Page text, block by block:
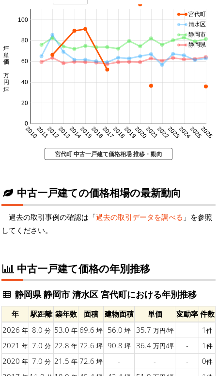
20102011201220132014201520162017201820192020202120222023202420252026
0
20
40
60
80
100
坪単価 万円/坪
宮代町
清水区
静岡市
静岡県
宮代町 中古一戸建て価格相場 推移・動向
中古一戸建ての価格相場の最新動向
過去の取引事例の確認は「過去の取引データを調べる 」を参照
してください。
中古一戸建て価格の年別推移
静岡県 静岡市 清水区 宮代町における年別推移
年 駅距離 築年数 面積 建物面積 単価 変動率 件数
2026 年 8.0 分 53.0 年 69.6 坪 56.0 坪 35.7 万円/坪 - 1 件
2021 年 7.0 分 22.8 年 72.6 坪 90.8 坪 36.4 万円/坪 - 1 件
2020 年 7.0 分 21.5 年 72.6 坪 - - - 0件